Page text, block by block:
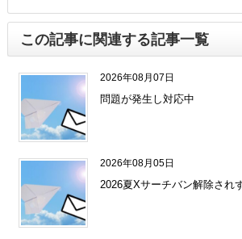
この記事に関連する記事一覧
2026年08月07日
問題が発生し対応中
2026年08月05日
2026夏Xサーチバン解除され